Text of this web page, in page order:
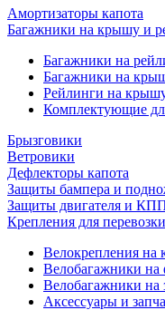
Амортизаторы капота
Багажники на крышу и
Багажники на
Багажники на
Рейлинги на
Комплектующие
Брызговики
Ветровики
Дефлекторы капота
Защиты бампера и
Защиты двигателя и
Крепления для
Велокрепления на
Велобагажники на
Велобагажники на
Аксессуары и